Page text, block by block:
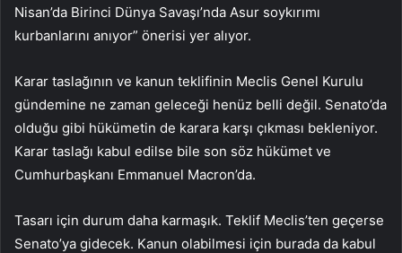
Nisan’da Birinci Dünya Savaşı’nda Asur soykırımı
kurbanlarını anıyor” önerisi yer alıyor.
Karar taslağının ve kanun teklifinin Meclis Genel Kurulu
gündemine ne zaman geleceği henüz belli değil. Senato’da
olduğu gibi hükümetin de karara karşı çıkması bekleniyor.
Karar taslağı kabul edilse bile son söz hükümet ve
Cumhurbaşkanı Emmanuel Macron’da.
Tasarı için durum daha karmaşık. Teklif Meclis’ten geçerse
Senato’ya gidecek. Kanun olabilmesi için burada da kabul